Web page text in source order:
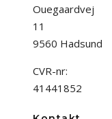
Ouegaardvej
11
9560 Hadsund
CVR-nr:
41441852